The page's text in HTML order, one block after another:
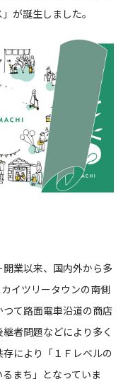
ご利用規約
が誕生しました。
業以来、国内外から多
イツリータウンの南側
て路面電車沿道の商店
者問題などにより多く
により「１Ｆレベルの
まち」となっていま